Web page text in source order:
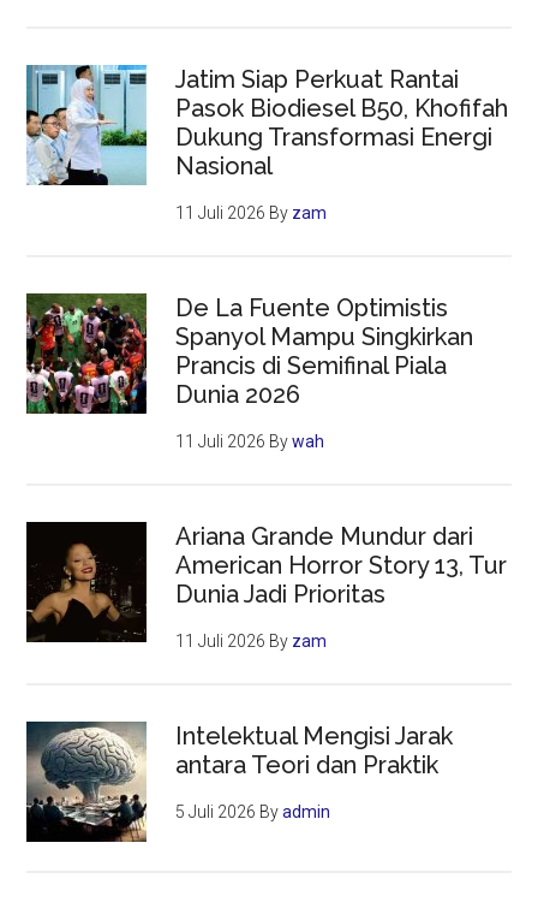
Jatim Siap Perkuat Rantai
Pasok Biodiesel B50, Khofifah
Dukung Transformasi Energi
Nasional
11 Juli 2026 By zam
De La Fuente Optimistis
Spanyol Mampu Singkirkan
Prancis di Semifinal Piala
Dunia 2026
11 Juli 2026 Bywah
Ariana Grande Mundur dari
American Horror Story 13, Tur
Dunia Jadi Prioritas
11 Juli 2026 By zam
Intelektual Mengisi Jarak
antara Teori dan Praktik
5 Juli 2026 Byadmin